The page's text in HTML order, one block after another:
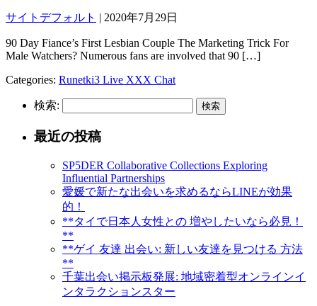
サイトデフォルト | 2020年7月29日
90 Day Fiance’s First Lesbian Couple The Marketing Trick For
Male Watchers? Numerous fans are involved that 90 […]
Categories: Runetki3 Live XXX Chat
検索:
最近の投稿
SP5DER Collaborative Collections Exploring
Influential Partnerships
愛媛で新たな出会いを求めるならLINEが効果
的！
**タイで日本人女性との 増やしたいなら必見！
**
**ゲイ 友達 出会い: 新しい友達を見つける 方法
**
千葉出会い掲示板発展: 地域密着型オンラインイ
ンタラクションスター